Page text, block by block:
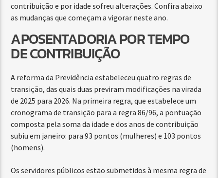
contribuição e por idade sofreu alterações. Confira abaixo
as mudanças que começam a vigorar neste ano.
APOSENTADORIA POR TEMPO
DE CONTRIBUIÇÃO
A reforma da Previdência estabeleceu quatro regras de
transição, das quais duas previram modificações na virada
de 2025 para 2026. Na primeira regra, que estabelece um
cronograma de transição para a regra 86/96, a pontuação
composta pela soma da idade e dos anos de contribuição
subiu em janeiro: para 93 pontos (mulheres) e 103 pontos
(homens).
Os servidores públicos estão submetidos à mesma regra de